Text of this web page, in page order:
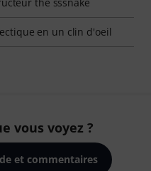
en un clin d'oeil
vous voyez ?
et commentaires